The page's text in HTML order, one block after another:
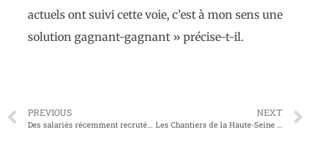
actuels ont suivi cette voie, c’est à mon sens une
solution gagnant-gagnant » précise-t-il.
PREVIOUS
Des salariés récemment recrutés témoignent
NEXT
Les Chantiers de la Haute-Seine au service de la transition énergétique